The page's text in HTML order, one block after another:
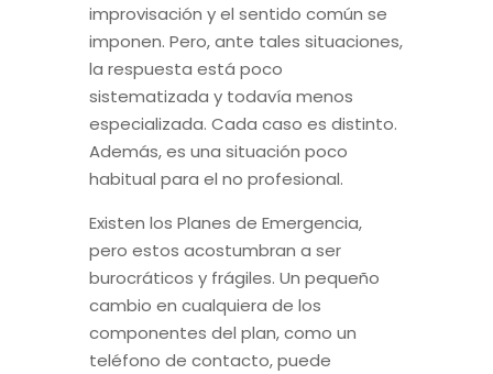
improvisación y el sentido común se
imponen. Pero, ante tales situaciones,
la respuesta está poco
sistematizada y todavía menos
especializada. Cada caso es distinto.
Además, es una situación poco
habitual para el no profesional.
Existen los Planes de Emergencia,
pero estos acostumbran a ser
burocráticos y frágiles. Un pequeño
cambio en cualquiera de los
componentes del plan, como un
teléfono de contacto, puede